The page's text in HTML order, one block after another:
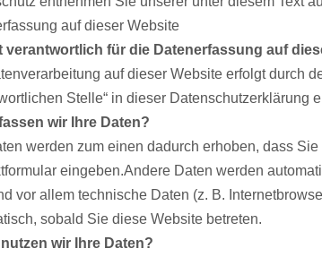
auf dieser Website
verantwortlich für die Datenerfassung auf
auf dieser Website erfolgt durch
Stelle“ in dieser Datenschutzerklärung
wir Ihre Daten?
werden zum einen dadurch erhoben, dass
eingeben.Andere Daten werden
vor allem technische Daten (z. B.
sobald Sie diese Website betreten.
wir Ihre Daten?